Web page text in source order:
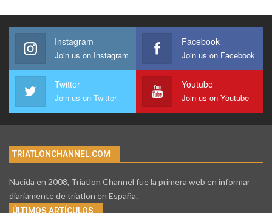
Instagram
Join us on Instagram
Facebook
Join us on Facebook
Twitter
Join us on Twitter
Youtube
Join us on Youtube
TRIATLONCHANNEL.COM
Nacida en 2008, Triatlon Channel fue la primera web en informar
diariamente de triatlon en España.
ÚLTIMOS ARTÍCULOS